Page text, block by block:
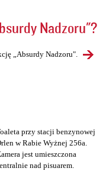
Nadzoru"?
„Absurdy Nadzoru".
przy stacji benzynowej
w Rabie Wyżnej 256a.
jest umieszczona
nad pisuarem.